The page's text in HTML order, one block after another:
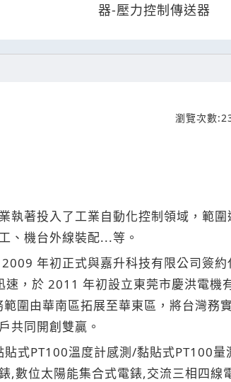
器-壓力控制傳送器
瀏覽次數:
著投入了工業自動化控制領域，範圍
、機台外線裝配...等。
年初正式與嘉升科技有限公司簽約
，於 2011 年初設立東莞市慶洪電機
圍由華南區拓展至華東區，將台灣務
共同開創雙贏。
貼式PT100溫度計感測/黏貼式PT100
數位太陽能集合式電錶,交流三相四線